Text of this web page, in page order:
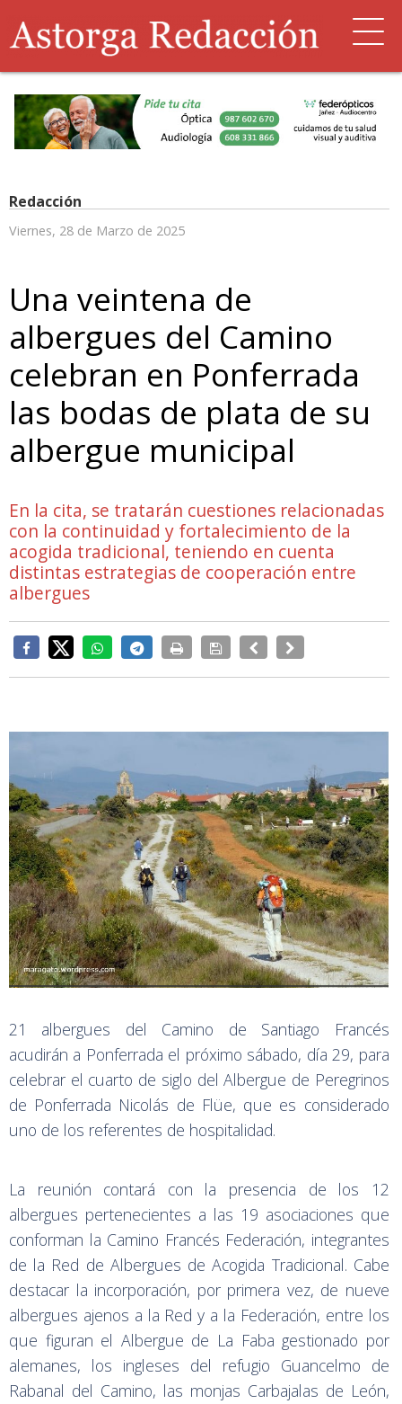
Redacción
Viernes, 28 de Marzo de 2025
Una veintena de
albergues del Camino
celebran en Ponferrada
las bodas de plata de su
albergue municipal
En la cita, se tratarán cuestiones relacionadas
con la continuidad y fortalecimiento de la
acogida tradicional, teniendo en cuenta
distintas estrategias de cooperación entre
albergues
21 albergues del Camino de Santiago Francés
acudirán a Ponferrada el próximo sábado, día 29, para
celebrar el cuarto de siglo del Albergue de Peregrinos
de Ponferrada Nicolás de Flüe, que es considerado
uno de los referentes de hospitalidad.
La reunión contará con la presencia de los 12
albergues pertenecientes a las 19 asociaciones que
conforman la Camino Francés Federación, integrantes
de la Red de Albergues de Acogida Tradicional. Cabe
destacar la incorporación, por primera vez, de nueve
albergues ajenos a la Red y a la Federación, entre los
que figuran el Albergue de La Faba gestionado por
alemanes, los ingleses del refugio Guancelmo de
Rabanal del Camino, las monjas Carbajalas de León,